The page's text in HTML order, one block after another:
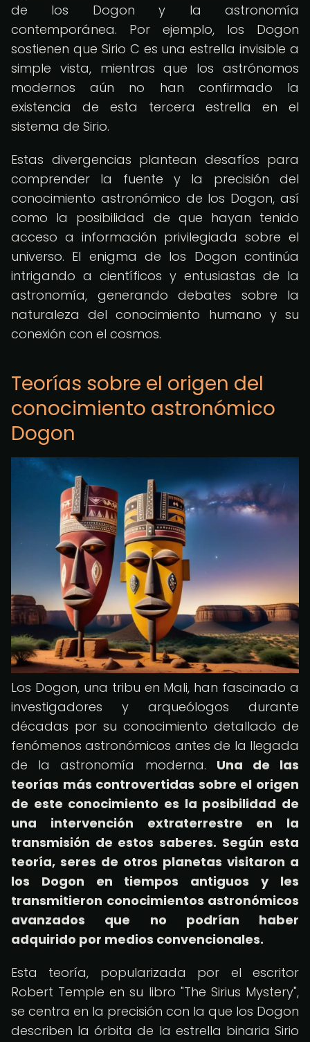
de los Dogon y la astronomía
contemporánea. Por ejemplo, los Dogon
sostienen que Sirio C es una estrella invisible a
simple vista, mientras que los astrónomos
modernos aún no han confirmado la
existencia de esta tercera estrella en el
sistema de Sirio.
Estas divergencias plantean desafíos para
comprender la fuente y la precisión del
conocimiento astronómico de los Dogon, así
como la posibilidad de que hayan tenido
acceso a información privilegiada sobre el
universo. El enigma de los Dogon continúa
intrigando a científicos y entusiastas de la
astronomía, generando debates sobre la
naturaleza del conocimiento humano y su
conexión con el cosmos.
Teorías sobre el origen del
conocimiento astronómico
Dogon
Los Dogon, una tribu en Mali, han fascinado a
investigadores y arqueólogos durante
décadas por su conocimiento detallado de
fenómenos astronómicos antes de la llegada
de la astronomía moderna. Una de las
teorías más controvertidas sobre el origen
de este conocimiento es la posibilidad de
una intervención extraterrestre en la
transmisión de estos saberes. Según esta
teoría, seres de otros planetas visitaron a
los Dogon en tiempos antiguos y les
transmitieron conocimientos astronómicos
avanzados que no podrían haber
adquirido por medios convencionales.
Esta teoría, popularizada por el escritor
Robert Temple en su libro "The Sirius Mystery",
se centra en la precisión con la que los Dogon
describen la órbita de la estrella binaria Sirio